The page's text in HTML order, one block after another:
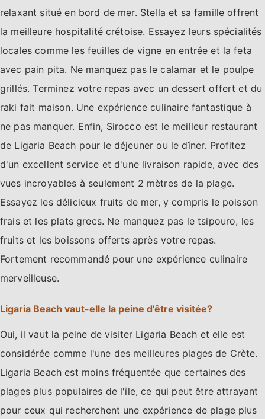
relaxant situé en bord de mer. Stella et sa famille offrent
la meilleure hospitalité crétoise. Essayez leurs spécialités
locales comme les feuilles de vigne en entrée et la feta
avec pain pita. Ne manquez pas le calamar et le poulpe
grillés. Terminez votre repas avec un dessert offert et du
raki fait maison. Une expérience culinaire fantastique à
ne pas manquer. Enfin, Sirocco est le meilleur restaurant
de Ligaria Beach pour le déjeuner ou le dîner. Profitez
d'un excellent service et d'une livraison rapide, avec des
vues incroyables à seulement 2 mètres de la plage.
Essayez les délicieux fruits de mer, y compris le poisson
frais et les plats grecs. Ne manquez pas le tsipouro, les
fruits et les boissons offerts après votre repas.
Fortement recommandé pour une expérience culinaire
merveilleuse.
Ligaria Beach vaut-elle la peine d'être visitée?
Oui, il vaut la peine de visiter Ligaria Beach et elle est
considérée comme l'une des meilleures plages de Crète.
Ligaria Beach est moins fréquentée que certaines des
plages plus populaires de l'île, ce qui peut être attrayant
pour ceux qui recherchent une expérience de plage plus